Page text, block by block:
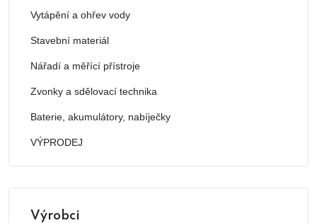
Vytápění a ohřev vody
Stavební materiál
Nářadí a měřící přístroje
Zvonky a sdělovací technika
Baterie, akumulátory, nabíječky
VÝPRODEJ
Výrobci